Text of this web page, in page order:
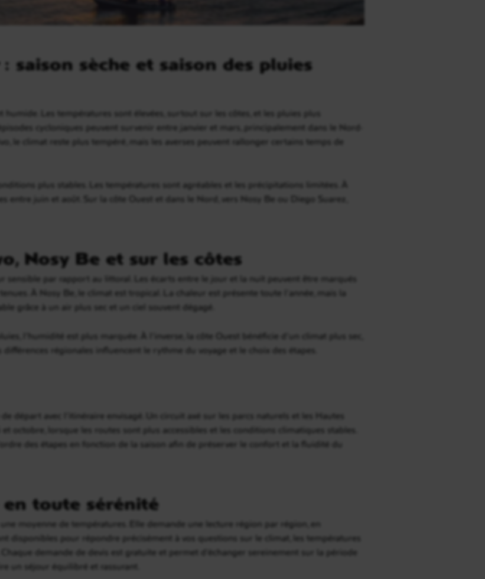
saison sèche et saison des pluies
humide. Les températures sont élevées, surtout sur les côtes, et les pluies plus
cycloniques peuvent survenir entre janvier et mars, principalement dans le Nord-
le climat reste plus tempéré, mais les averses peuvent rallonger certains temps de
plus stables. Les températures sont agréables et les précipitations limitées. À
entre juin et août. Sur la côte Ouest et dans le Nord, vers Nosy Be ou Diego Suarez,
Nosy Be et sur les côtes
sensible par rapport au littoral. Les écarts entre le jour et la nuit peuvent être marqués
À Nosy Be, le climat est tropical. La chaleur est présente toute l’année, mais la
grâce à un air plus sec et un ciel souvent dégagé.
l’humidité est plus marquée. À l’inverse, la côte Ouest bénéficie d’un climat plus sec,
différences régionales influencent le rythme du voyage et le choix des étapes.
départ avec l’itinéraire envisagé. Un circuit axé sur les parcs naturels et les Hautes
octobre, lorsque les routes sont plus accessibles et les conditions climatiques stables.
des étapes en fonction de la saison afin de préserver le confort et la fluidité du
toute sérénité
moyenne de températures. Elle demande une lecture région par région, en
disponibles pour répondre précisément à vos questions sur le climat, les températures
demande de devis est gratuite et permet d’échanger sereinement sur la période
un séjour équilibré et rassurant.